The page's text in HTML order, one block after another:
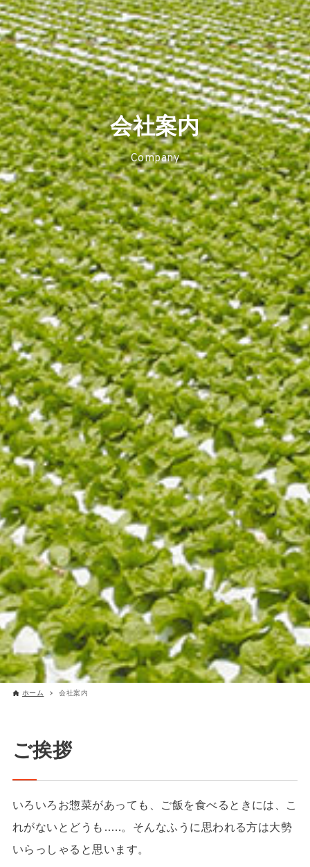
会社案内
Company
ホーム 会社案内
ご挨拶
いろいろお惣菜があっても、ご飯を食べるときには、こ
れがないとどうも…..。そんなふうに思われる方は大勢
いらっしゃると思います。